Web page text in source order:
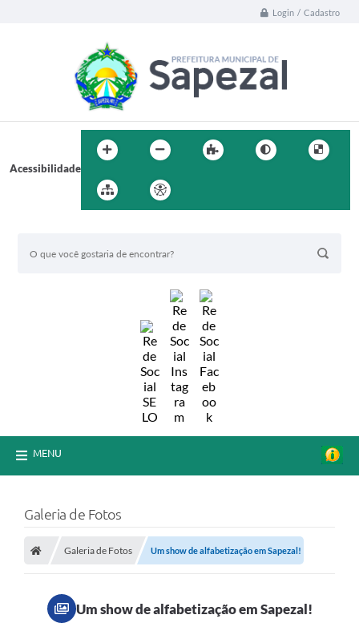
Login / Cadastro
Acessibilidade
MENU
Galeria de Fotos
Galeria de Fotos Um show de alfabetização em Sapezal!
Um show de alfabetização em Sapezal!